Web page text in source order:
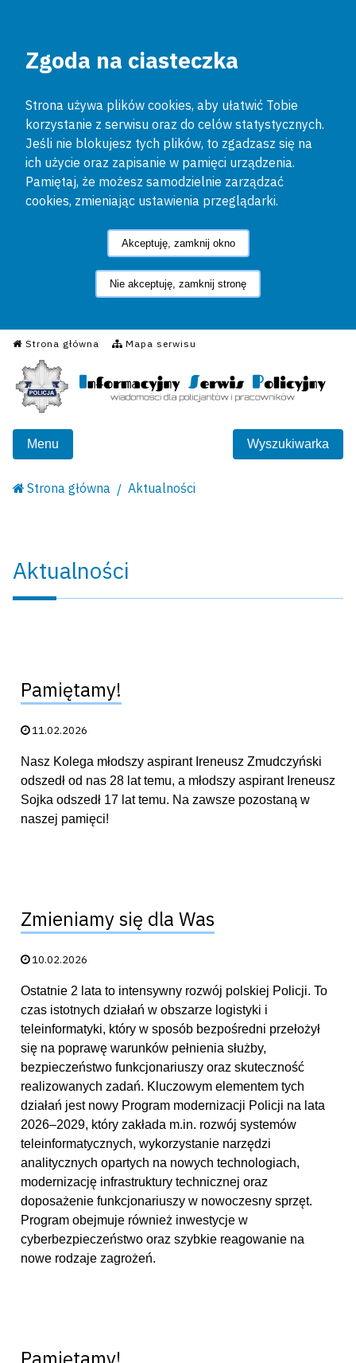
Zgoda na ciasteczka
Strona używa plików cookies, aby ułatwić Tobie
korzystanie z serwisu oraz do celów statystycznych.
Jeśli nie blokujesz tych plików, to zgadzasz się na
ich użycie oraz zapisanie w pamięci urządzenia.
Pamiętaj, że możesz samodzielnie zarządzać
cookies, zmieniając ustawienia przeglądarki.
Akceptuję, zamknij okno
Nie akceptuję, zamknij stronę
Strona główna Mapa serwisu
Informacyjny Serwis
Menu Wyszukiwarka
Strona główna Aktualności
Aktualności
Pamiętamy!
Data publikacji:
11.02.2026
Nasz Kolega młodszy aspirant Ireneusz Zmudczyński
odszedł od nas 28 lat temu, a młodszy aspirant Ireneusz
Sojka odszedł 17 lat temu. Na zawsze pozostaną w
naszej pamięci!
Zmieniamy się dla Was
Data publikacji:
10.02.2026
Ostatnie 2 lata to intensywny rozwój polskiej Policji. To
czas istotnych działań w obszarze logistyki i
teleinformatyki, który w sposób bezpośredni przełożył
się na poprawę warunków pełnienia służby,
bezpieczeństwo funkcjonariuszy oraz skuteczność
realizowanych zadań. Kluczowym elementem tych
działań jest nowy Program modernizacji Policji na lata
2026–2029, który zakłada m.in. rozwój systemów
teleinformatycznych, wykorzystanie narzędzi
analitycznych opartych na nowych technologiach,
modernizację infrastruktury technicznej oraz
doposażenie funkcjonariuszy w nowoczesny sprzęt.
Program obejmuje również inwestycje w
cyberbezpieczeństwo oraz szybkie reagowanie na
nowe rodzaje zagrożeń.